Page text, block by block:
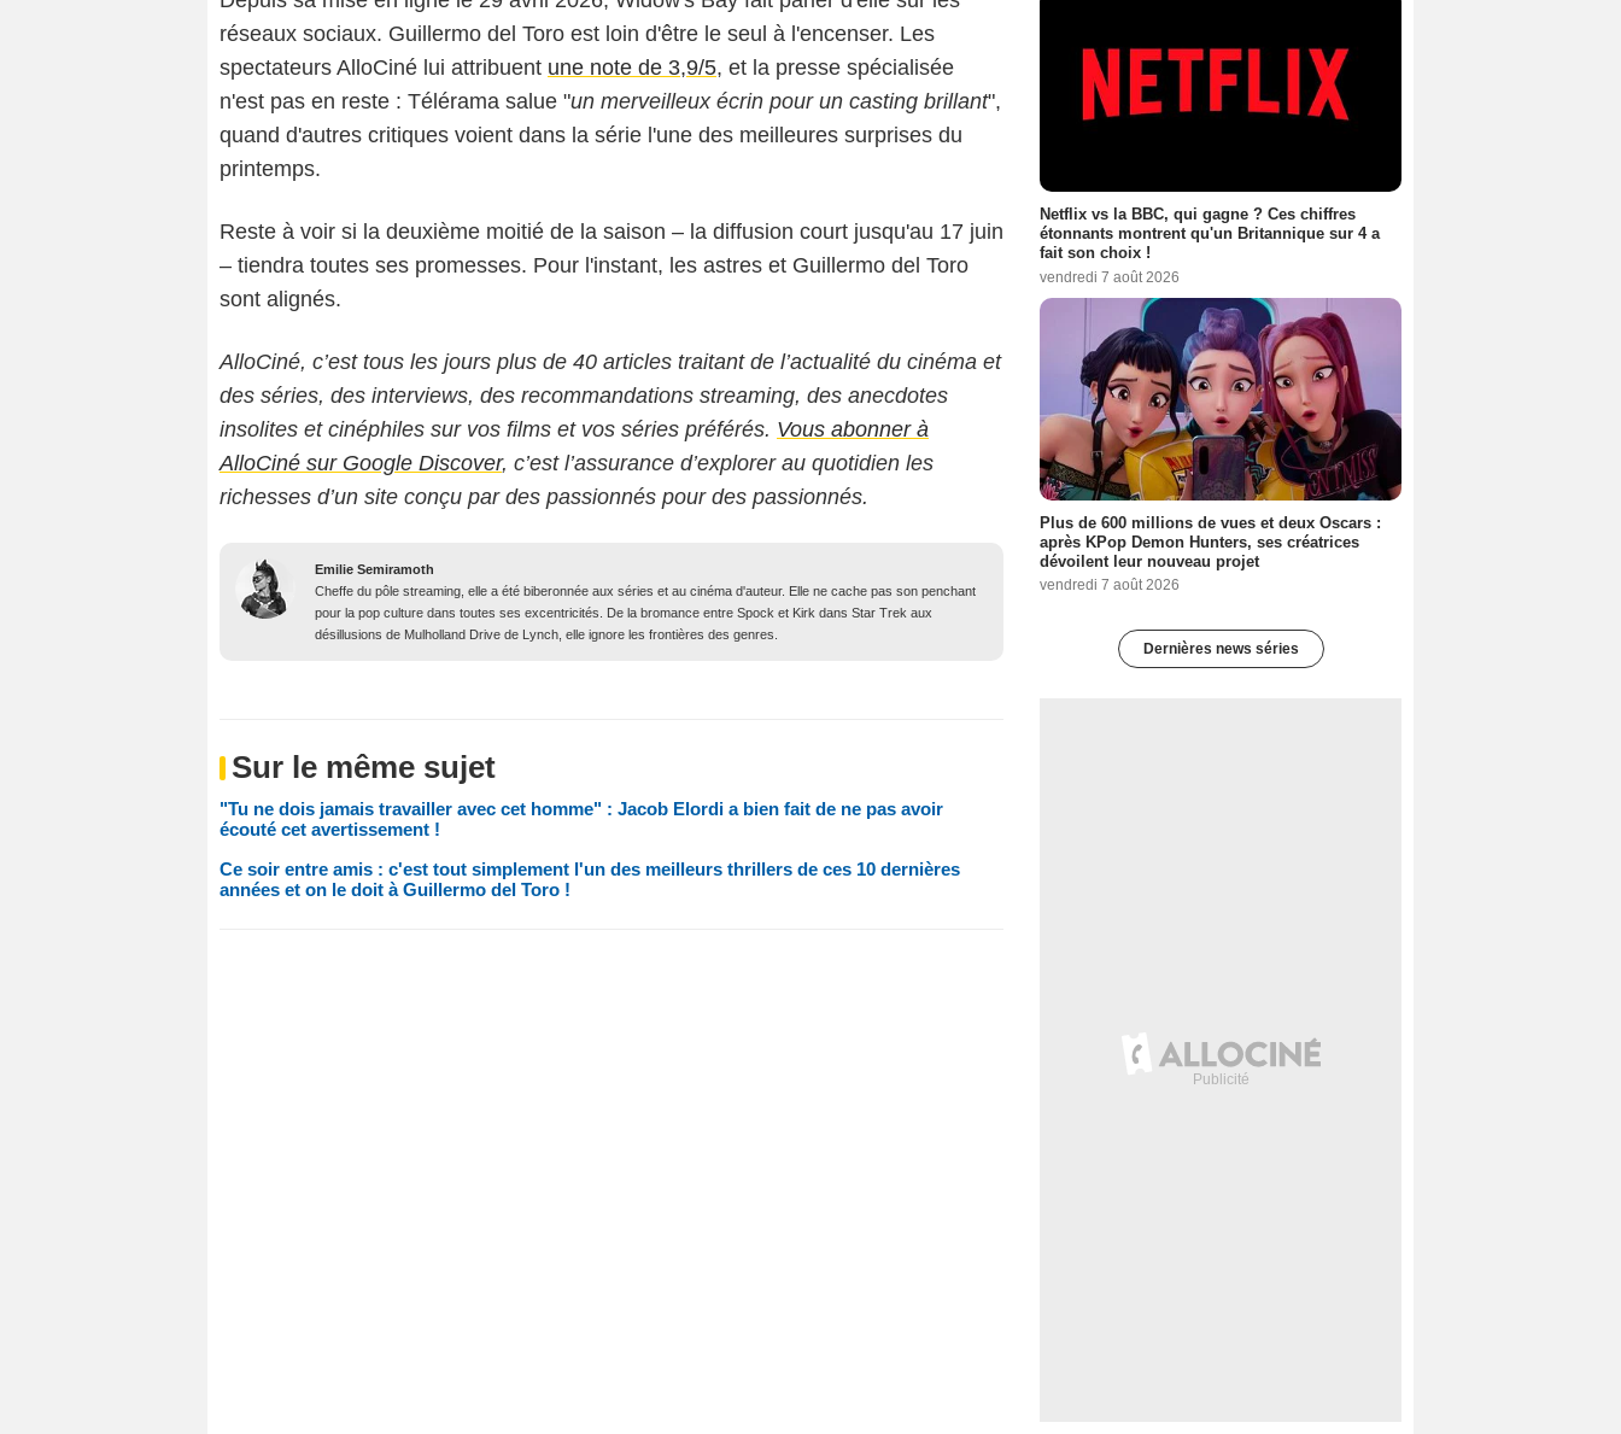
réseaux sociaux. Guillermo del Toro est loin d'être le seul à l'encenser. Les
spectateurs AlloCiné lui attribuent une note de 3,9/5, et la presse spécialisée
n'est pas en reste : Télérama salue "un merveilleux écrin pour un casting brillant",
quand d'autres critiques voient dans la série l'une des meilleures surprises du
printemps.
Reste à voir si la deuxième moitié de la saison – la diffusion court jusqu'au 17 juin
– tiendra toutes ses promesses. Pour l'instant, les astres et Guillermo del Toro
sont alignés.
AlloCiné, c’est tous les jours plus de 40 articles traitant de l’actualité du cinéma et
des séries, des interviews, des recommandations streaming, des anecdotes
insolites et cinéphiles sur vos films et vos séries préférés. Vous abonner à
AlloCiné sur Google Discover, c’est l’assurance d’explorer au quotidien les
richesses d’un site conçu par des passionnés pour des passionnés.
Emilie Semiramoth
Cheffe du pôle streaming, elle a été biberonnée aux séries et au cinéma d'auteur. Elle ne cache pas son penchant
pour la pop culture dans toutes ses excentricités. De la bromance entre Spock et Kirk dans Star Trek aux
désillusions de Mulholland Drive de Lynch, elle ignore les frontières des genres.
Sur le même sujet
"Tu ne dois jamais travailler avec cet homme" : Jacob Elordi a bien fait de ne pas avoir
écouté cet avertissement !
Ce soir entre amis : c'est tout simplement l'un des meilleurs thrillers de ces 10 dernières
années et on le doit à Guillermo del Toro !
Netflix vs la BBC, qui gagne ? Ces chiffres
étonnants montrent qu'un Britannique sur 4 a
fait son choix !
vendredi 7 août 2026
Plus de 600 millions de vues et deux Oscars :
après KPop Demon Hunters, ses créatrices
dévoilent leur nouveau projet
vendredi 7 août 2026
Dernières news séries